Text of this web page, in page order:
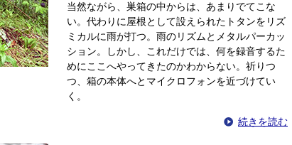
当然ながら、巣箱の中からは、あまりでてこな
い。代わりに屋根として設えられたトタンをリズ
ミカルに雨が打つ。雨のリズムとメタルパーカッ
ション。しかし、これだけでは、何を録音するた
めにここへやってきたのかわからない。祈りつ
つ、箱の本体へとマイクロフォンを近づけてい
く。
続きを読む